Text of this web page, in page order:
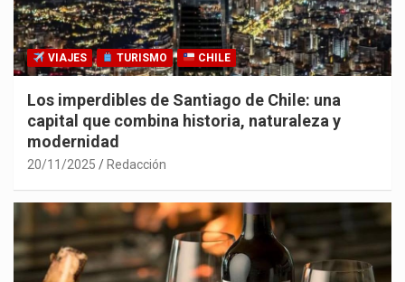
VIAJES TURISMO CHILE
Los imperdibles de Santiago de Chile: una
capital que combina historia, naturaleza y
modernidad
20/11/2025 Redacción